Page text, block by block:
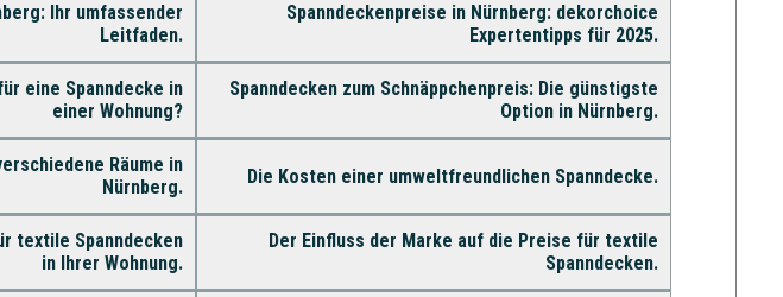
Ihr umfassender
Leitfaden.
Spanndeckenpreise in Nürnberg: dekorchoice
Expertentipps für 2025.
eine Spanndecke in
einer Wohnung?
Spanndecken zum Schnäppchenpreis: Die günstigste
Option in Nürnberg.
Räume in
Nürnberg.
Die Kosten einer umweltfreundlichen Spanndecke.
textile Spanndecken
in Ihrer Wohnung.
Der Einfluss der Marke auf die Preise für textile
Spanndecken.